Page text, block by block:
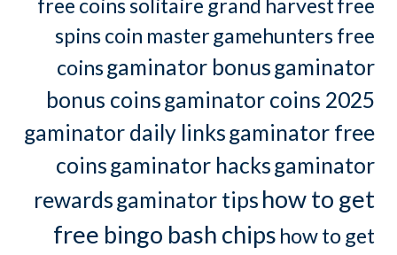
free coins solitaire grand harvestfree
spins coin mastergamehunters free
coinsgaminator bonusgaminator
bonus coinsgaminator coins 2025
gaminator daily linksgaminator free
coinsgaminator hacksgaminator
rewardsgaminator tips how to get
free bingo bash chips how to get